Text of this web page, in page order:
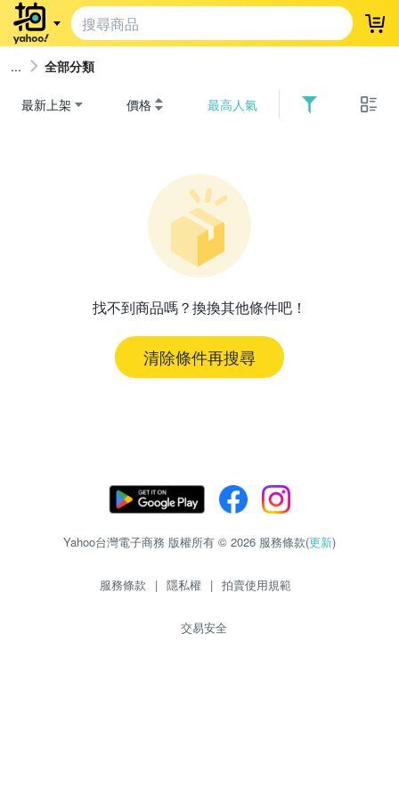
登
全部分類
最新上架 價格 最高人氣
找不到商品嗎？換換其他條件吧！
清除條件再搜尋
Yahoo台灣電子商務 版權所有 © 2026 服務條款(更新)
服務條款 | 隱私權 | 拍賣使用規範
交易安全